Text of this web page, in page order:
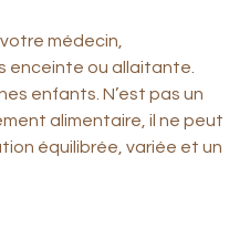
médecin,
enceinte ou allaitante.
enfants. N’est pas un
alimentaire, il ne peut
équilibrée, variée et un